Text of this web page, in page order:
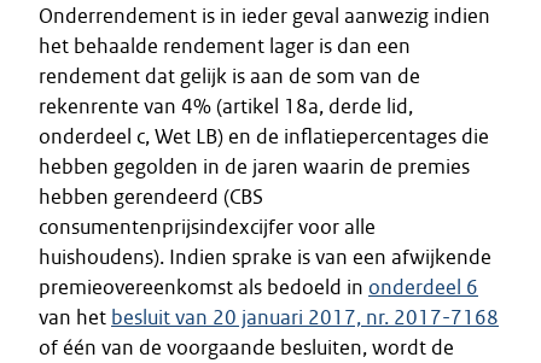
Onderrendement is in ieder geval aanwezig indien
het behaalde rendement lager is dan een
rendement dat gelijk is aan de som van de
rekenrente van 4% (artikel 18a, derde lid,
onderdeel c, Wet LB) en de inflatiepercentages die
hebben gegolden in de jaren waarin de premies
hebben gerendeerd (CBS
consumentenprijsindexcijfer voor alle
huishoudens). Indien sprake is van een afwijkende
premieovereenkomst als bedoeld in onderdeel 6
van het besluit van 20 januari 2017, nr. 2017-7168
of één van de voorgaande besluiten, wordt de